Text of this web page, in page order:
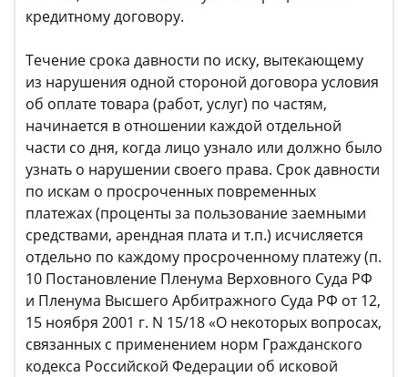
кредитному договору.
Течение срока давности по иску, вытекающему
из нарушения одной стороной договора условия
об оплате товара (работ, услуг) по частям,
начинается в отношении каждой отдельной
части со дня, когда лицо узнало или должно было
узнать о нарушении своего права. Срок давности
по искам о просроченных повременных
платежах (проценты за пользование заемными
средствами, арендная плата и т.п.) исчисляется
отдельно по каждому просроченному платежу (п.
10 Постановление Пленума Верховного Суда РФ
и Пленума Высшего Арбитражного Суда РФ от 12,
15 ноября 2001 г. N 15/18 «О некоторых вопросах,
связанных с применением норм Гражданского
кодекса Российской Федерации об исковой